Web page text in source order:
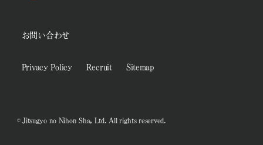
お問い合わせ
Privacy Policy Recruit Sitemap
© Jitsugyo no Nihon Sha, Ltd. All rights reserved.